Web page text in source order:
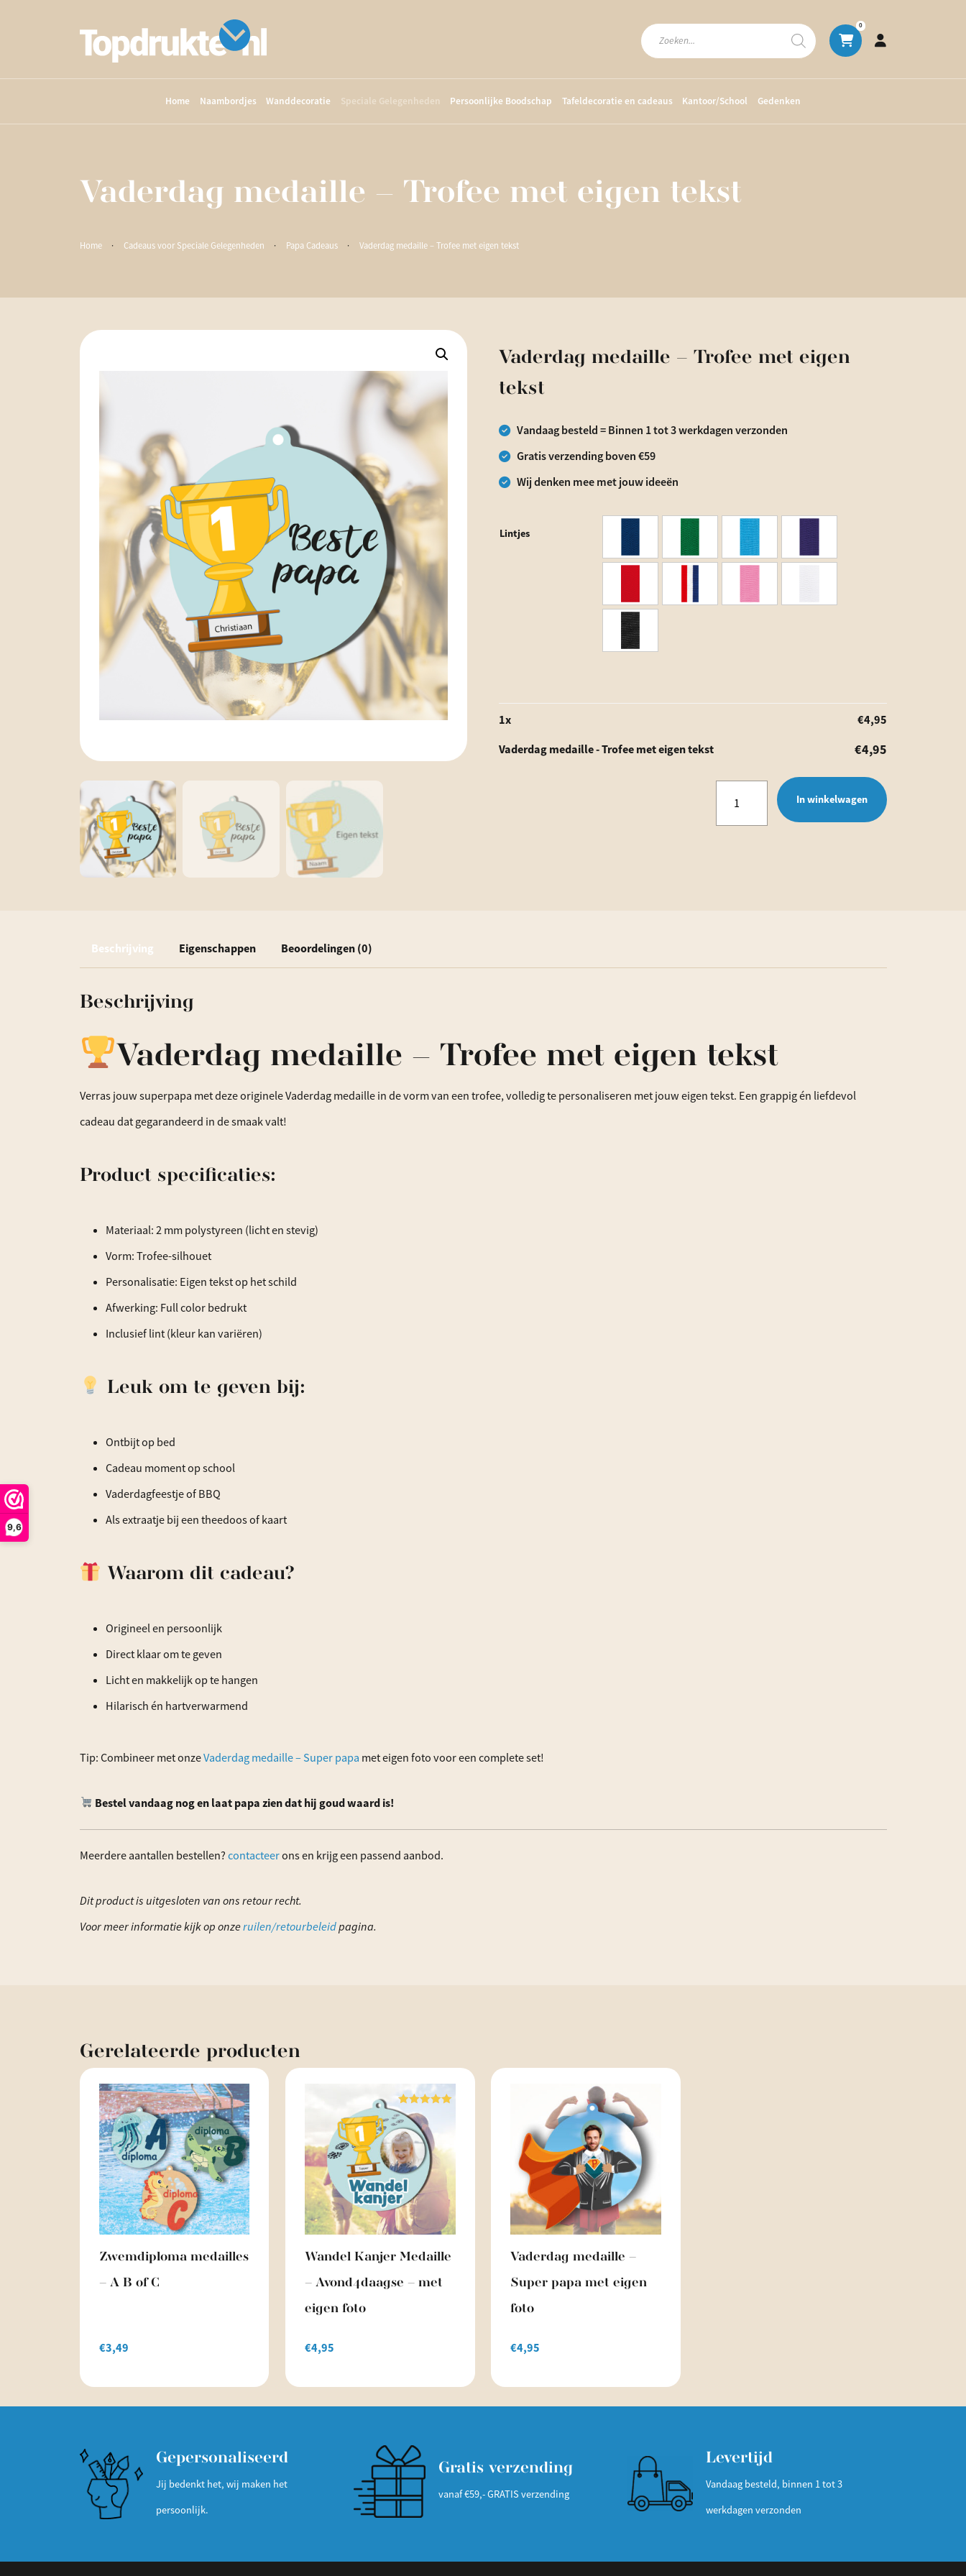
9,6
Producten
zoeken
0
Home Naambordjes Wanddecoratie Speciale Gelegenheden Persoonlijke Boodschap Tafeldecoratie en cadeaus Kantoor/School Gedenken
Vaderdag medaille – Trofee met eigen tekst
Home · Cadeaus voor Speciale Gelegenheden · Papa Cadeaus · Vaderdag medaille – Trofee met eigen tekst
Vaderdag medaille – Trofee met eigen
tekst
Lintjes
1x €4,95
Vaderdag medaille - Trofee met eigen tekst
€4,95
In winkelwagen
Vandaag besteld = Binnen 1 tot 3 werkdagen verzonden
Gratis verzending boven €59
Wij denken mee met jouw ideeën
Beschrijving Eigenschappen Beoordelingen (0)
Beschrijving
Vaderdag medaille – Trofee met eigen tekst
Verras jouw superpapa met deze originele Vaderdag medaille in de vorm van een trofee, volledig te personaliseren met jouw eigen tekst. Een grappig én liefdevol
cadeau dat gegarandeerd in de smaak valt!
Product specificaties:
Materiaal: 2 mm polystyreen (licht en stevig)
Vorm: Trofee-silhouet
Personalisatie: Eigen tekst op het schild
Afwerking: Full color bedrukt
Inclusief lint (kleur kan variëren)
Leuk om te geven bij:
Ontbijt op bed
Cadeau moment op school
Vaderdagfeestje of BBQ
Als extraatje bij een theedoos of kaart
Waarom dit cadeau?
Origineel en persoonlijk
Direct klaar om te geven
Licht en makkelijk op te hangen
Hilarisch én hartverwarmend
Tip: Combineer met onzeVaderdag medaille – Super papa met eigen foto voor een complete set!
Bestel vandaag nog en laat papa zien dat hij goud waard is!
Meerdere aantallen bestellen?contacteerons en krijg een passend aanbod.
Dit product is uitgesloten van ons retour recht.
Voor meer informatie kijk op onzeruilen/retourbeleidpagina.
Gerelateerde producten
Zwemdiploma medailles
– A B of C
€3,49
Wandel Kanjer Medaille
– Avond4daagse – met
eigen foto
Waardering
5.00
uit 5
€4,95
Vaderdag medaille –
Super papa met eigen
foto
€4,95
Gepersonaliseerd
Jij bedenkt het, wij maken het
persoonlijk.
Gratis verzending
vanaf €59,- GRATIS verzending
Levertijd
Vandaag besteld, binnen 1 tot 3
werkdagen verzonden